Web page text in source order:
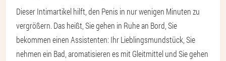
Dieser Intimartikel hilft, den Penis in nur wenigen Minuten zu
vergrößern. Das heißt, Sie gehen in Ruhe an Bord, Sie
bekommen einen Assistenten: Ihr Lieblingsmundstück, Sie
nehmen ein Bad, aromatisieren es mit Gleitmittel und Sie gehen